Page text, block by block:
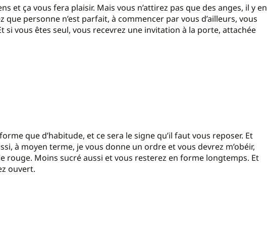
et ça vous fera plaisir. Mais vous n’attirez pas que des anges, il y en
que personne n’est parfait, à commencer par vous d’ailleurs, vous
si vous êtes seul, vous recevrez une invitation à la porte, attachée
que d’habitude, et ce sera le signe qu’il faut vous reposer. Et
à moyen terme, je vous donne un ordre et vous devrez m’obéir,
rouge. Moins sucré aussi et vous resterez en forme longtemps. Et
ouvert.